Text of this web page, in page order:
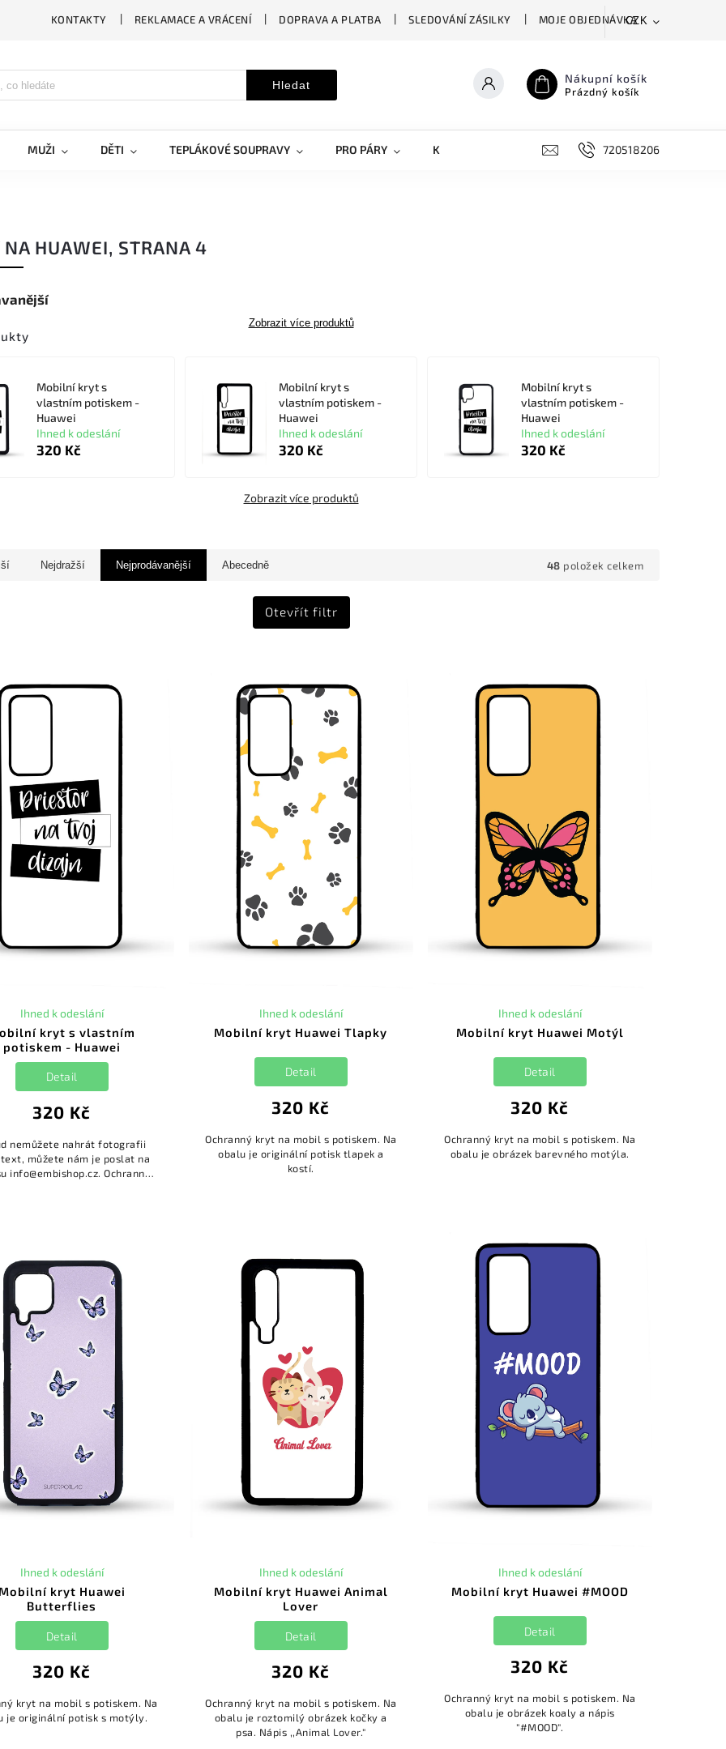
KONTAKTY REKLAMACE A VRÁCENÍ DOPRAVA A PLATBA SLEDOVÁNÍ ZÁSILKY MOJE OBJEDNÁVKACZK
Hledat Nákupní košík
Prázdný košík
MUŽI DĚTI TEPLÁKOVÉ SOUPRAVY PRO PÁRY KRYTY NA MOBILY DOPLŇKY720518206
NA HUAWEI, STRANA 4
Zobrazit více produktů
Mobilní kryt s
vlastním potiskem -
Huawei
Ihned k odeslání
320 Kč
Mobilní kryt s
vlastním potiskem -
Huawei
Ihned k odeslání
320 Kč
Mobilní kryt s
vlastním potiskem -
Huawei
Ihned k odeslání
320 Kč
Zobrazit více produktů
Nejdražší Nejprodávanější Abecedně 48 položek celkem
Otevřít filtr
kryt s vlastním
potiskem - Huawei
Ihned k odeslání
320 Kč
Detail
nemůžete nahrát fotografii
můžete nám je poslat na
info@embishop.cz. Ochranný
Mobilní kryt Huawei Tlapky
Ihned k odeslání
320 Kč
Detail
Ochranný kryt na mobil s potiskem. Na
obalu je originální potisk tlapek a
kostí.
Mobilní kryt Huawei Motýl
Ihned k odeslání
320 Kč
Detail
Ochranný kryt na mobil s potiskem. Na
obalu je obrázek barevného motýla.
kryt Huawei
Butterflies
Ihned k odeslání
320 Kč
Detail
kryt na mobil s potiskem. Na
je originální potisk s motýly.
Mobilní kryt Huawei Animal
Lover
Ihned k odeslání
320 Kč
Detail
Ochranný kryt na mobil s potiskem. Na
obalu je roztomilý obrázek kočky a
psa. Nápis ,,Animal Lover."
Mobilní kryt Huawei #MOOD
Ihned k odeslání
320 Kč
Detail
Ochranný kryt na mobil s potiskem. Na
obalu je obrázek koaly a nápis
"#MOOD".